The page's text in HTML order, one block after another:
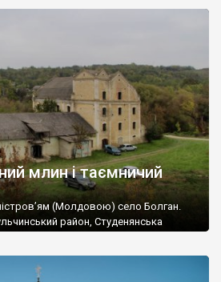
млин і таємничий
(Молдовою) село Болган.
район, Студенянська
кам’яними хрестами. Всі епітафії, які